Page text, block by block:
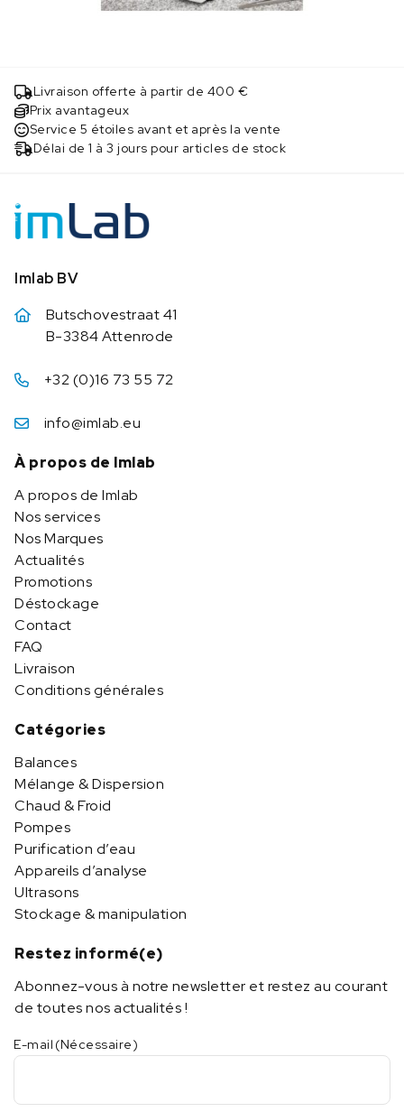
Livraison offerte à partir de 400 €
Prix avantageux
Service 5 étoiles avant et après la vente
Délai de 1 à 3 jours pour articles de stock
Imlab BV
Butschovestraat 41
B-3384 Attenrode
+32 (0)16 73 55 72
info@imlab.eu
À propos de Imlab
A propos de Imlab
Nos services
Nos Marques
Actualités
Promotions
Déstockage
Contact
FAQ
Livraison
Conditions générales
Catégories
Balances
Mélange & Dispersion
Chaud & Froid
Pompes
Purification d’eau
Appareils d’analyse
Ultrasons
Stockage & manipulation
Restez informé(e)
Abonnez-vous à notre newsletter et restez au courant
de toutes nos actualités !
E-mail (Nécessaire)